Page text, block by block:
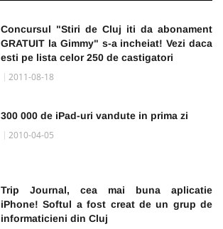
Concursul "Stiri de Cluj iti da abonament
GRATUIT la Gimmy" s-a incheiat! Vezi daca
esti pe lista celor 250 de castigatori
2011-08-18
300 000 de iPad-uri vandute in prima zi
2010-04-05
Trip Journal, cea mai buna aplicatie
iPhone! Softul a fost creat de un grup de
informaticieni din Cluj